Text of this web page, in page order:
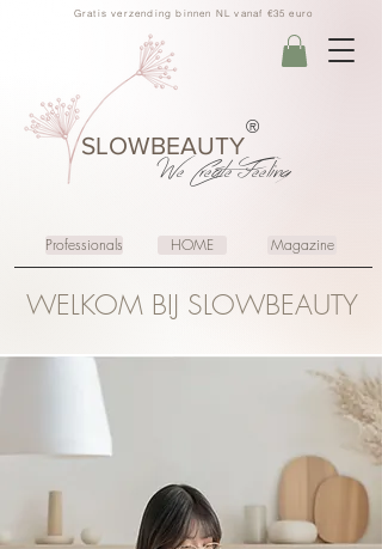
Gratis verzending binnen NL vanaf €35 euro
SLOWBEAUTY
We CreateFeeling
®
Professionals HOME Magazine
WELKOM BIJ SLOWBEAUTY